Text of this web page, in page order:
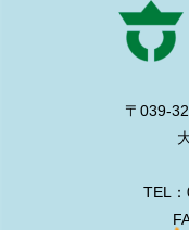
〒039-
TEL：